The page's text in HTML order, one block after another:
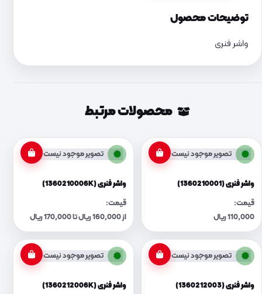
توضیحات محصول
واشر فنری
محصولات مرتبط
تصویر موجود نیست
واشر فنری (1360210001)
قیمت:
110,000 ریال
تصویر موجود نیست
واشر فنری (1360210006K)
قیمت:
از 160,000 ریال تا 170,000 ریال
تصویر موجود نیست
واشر فنری (1360212003)
تصویر موجود نیست
واشر فنری (1360212006K)